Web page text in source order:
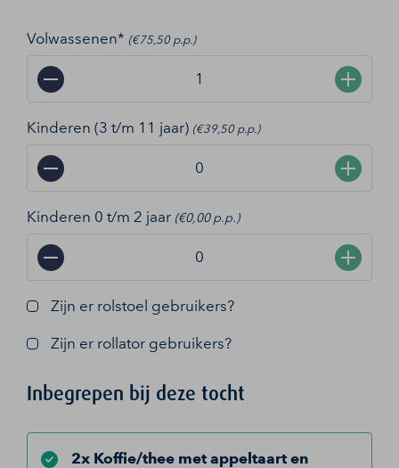
Volwassenen* (€75,50 p.p.)
− +
Kinderen (3 t/m 11 jaar) (€39,50 p.p.)
− +
Kinderen 0 t/m 2 jaar (€0,00 p.p.)
− +
Zijn er rolstoel gebruikers?
Zijn er rollator gebruikers?
Inbegrepen bij deze tocht
2x Koffie/thee met appeltaart en